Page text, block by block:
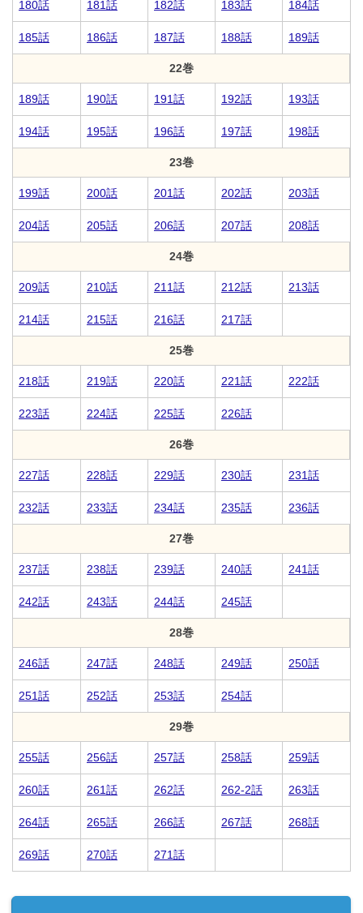
180話 181話 182話 183話 184話
185話 186話 187話 188話 189話
22巻
189話 190話 191話 192話 193話
194話 195話 196話 197話 198話
23巻
199話 200話 201話 202話 203話
204話 205話 206話 207話 208話
24巻
209話 210話 211話 212話 213話
214話 215話 216話 217話
25巻
218話 219話 220話 221話 222話
223話 224話 225話 226話
26巻
227話 228話 229話 230話 231話
232話 233話 234話 235話 236話
27巻
237話 238話 239話 240話 241話
242話 243話 244話 245話
28巻
246話 247話 248話 249話 250話
251話 252話 253話 254話
29巻
255話 256話 257話 258話 259話
260話 261話 262話 262-2話 263話
264話 265話 266話 267話 268話
269話 270話 271話